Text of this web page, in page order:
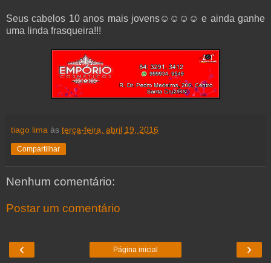
Seus cabelos 10 anos mais jovens☺☺☺☺ e ainda ganhe
uma linda frasqueira!!!
tiago lima às terça-feira, abril 19, 2016
Compartilhar
Nenhum comentário:
Postar um comentário
‹ ›
Página inicial